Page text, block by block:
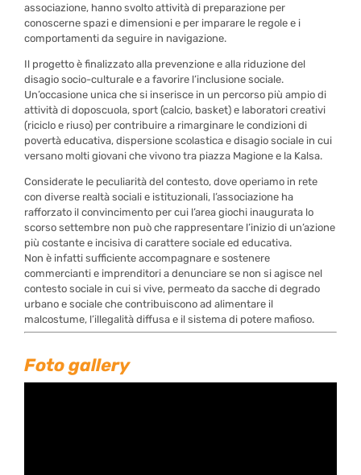
associazione, hanno svolto attività di preparazione per
conoscerne spazi e dimensioni e per imparare le regole e i
comportamenti da seguire in navigazione.
Il progetto è finalizzato alla prevenzione e alla riduzione del
disagio socio-culturale e a favorire l’inclusione sociale.
Un’occasione unica che si inserisce in un percorso più ampio di
attività di doposcuola, sport (calcio, basket) e laboratori creativi
(riciclo e riuso) per contribuire a rimarginare le condizioni di
povertà educativa, dispersione scolastica e disagio sociale in cui
versano molti giovani che vivono tra piazza Magione e la Kalsa.
Considerate le peculiarità del contesto, dove operiamo in rete
con diverse realtà sociali e istituzionali, l’associazione ha
rafforzato il convincimento per cui l’area giochi inaugurata lo
scorso settembre non può che rappresentare l’inizio di un’azione
più costante e incisiva di carattere sociale ed educativa.
Non è infatti sufficiente accompagnare e sostenere
commercianti e imprenditori a denunciare se non si agisce nel
contesto sociale in cui si vive, permeato da sacche di degrado
urbano e sociale che contribuiscono ad alimentare il
malcostume, l’illegalità diffusa e il sistema di potere mafioso.
Foto gallery